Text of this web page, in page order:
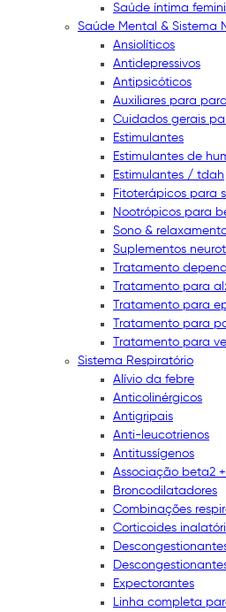
Saúde íntima
Saúde Mental & Sistema
Ansiolíticos
Antidepressivos
Antipsicóticos
Auxiliares para
Cuidados gerais
Estimulantes
Estimulantes de
Estimulantes / tdah
Fitoterápicos para
Nootrópicos para
Sono &
Suplementos
Tratamento
Tratamento para
Tratamento para
Tratamento para
Tratamento para
Sistema Respiratório
Alívio da febre
Anticolinérgicos
Antigripais
Anti-leucotrienos
Antitussígenos
Associação beta2
Broncodilatadores
Combinações
Corticoides
Expectorantes
Linha completa